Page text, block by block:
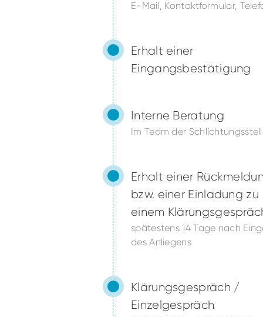
E-Mail, Kontaktformular,
Erhalt einer
Eingangsbestätigung
Interne Beratung
Im Team der
Erhalt einer
bzw. einer Einladung zu
einem
spätestens 14 Tage nach
des Anliegens
Klärungsgespräch /
Einzelgespräch